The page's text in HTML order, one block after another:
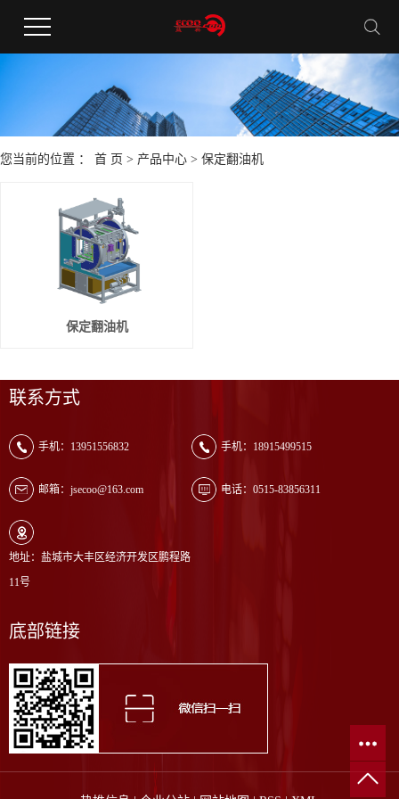
您当前的位置 ： 首 页 > 产品中心 > 保定翻油机
保定翻油机
联系方式
手机：13951556832 手机：18915499515
邮箱：jsecoo@163.com 电话：0515-83856311
地址：盐城市大丰区经济开发区鹏程路
11号
底部链接